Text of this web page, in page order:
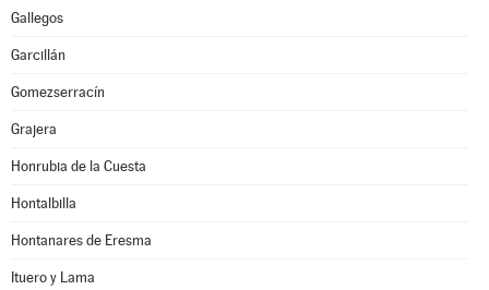
Gallegos
Garcillán
Gomezserracín
Grajera
Honrubia de la Cuesta
Hontalbilla
Hontanares de Eresma
Ituero y Lama